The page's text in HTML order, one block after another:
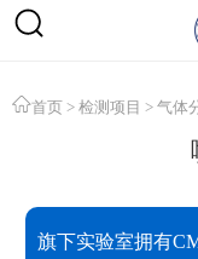
首页 > 检测项目 > 气体
旗下实验室拥有